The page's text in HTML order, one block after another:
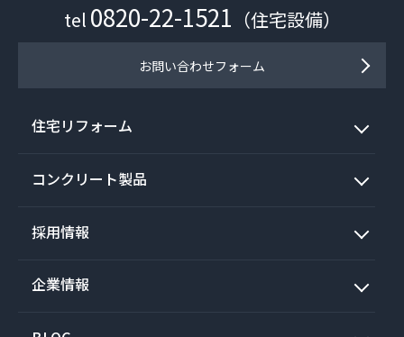
tel 0820-22-1521 （住宅設備）
お問い合わせフォーム
住宅リフォーム
コンクリート製品
採用情報
企業情報